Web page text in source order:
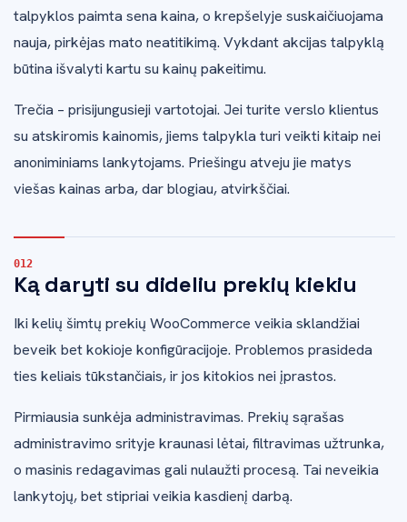
talpyklos paimta sena kaina, o krepšelyje suskaičiuojama
nauja, pirkėjas mato neatitikimą. Vykdant akcijas talpyklą
būtina išvalyti kartu su kainų pakeitimu.
Trečia – prisijungusieji vartotojai. Jei turite verslo klientus
su atskiromis kainomis, jiems talpykla turi veikti kitaip nei
anoniminiams lankytojams. Priešingu atveju jie matys
viešas kainas arba, dar blogiau, atvirkščiai.
Ką daryti su dideliu prekių kiekiu
Iki kelių šimtų prekių WooCommerce veikia sklandžiai
beveik bet kokioje konfigūracijoje. Problemos prasideda
ties keliais tūkstančiais, ir jos kitokios nei įprastos.
Pirmiausia sunkėja administravimas. Prekių sąrašas
administravimo srityje kraunasi lėtai, filtravimas užtrunka,
o masinis redagavimas gali nulaužti procesą. Tai neveikia
lankytojų, bet stipriai veikia kasdienį darbą.